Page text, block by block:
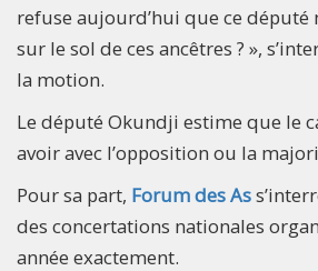
refuse aujourd’hui que ce
sur le sol de ces ancêtres ? »,
la motion.
Le député Okundji estime que le
avoir avec l’opposition ou la
Pour sa part, Forum des As
des concertations nationales
année exactement.